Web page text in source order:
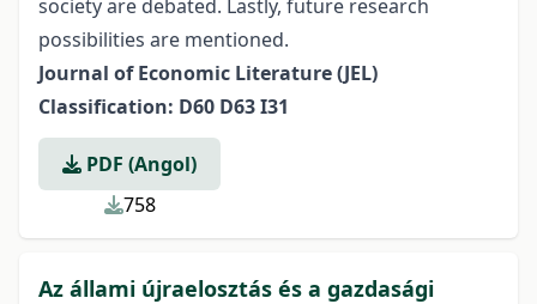
society are debated. Lastly, future research
possibilities are mentioned.
Journal of Economic Literature (JEL)
Classification: D60 D63 I31
PDF (Angol)
758
Az állami újraelosztás és a gazdasági